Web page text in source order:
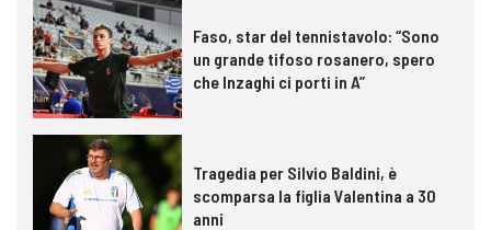
Faso, star del tennistavolo: “Sono
un grande tifoso rosanero, spero
che Inzaghi ci porti in A”
Tragedia per Silvio Baldini, è
scomparsa la figlia Valentina a 30
anni